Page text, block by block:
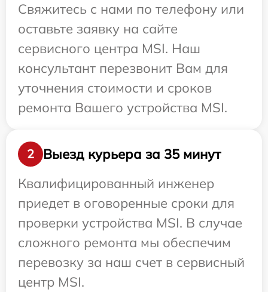
Свяжитесь с нами по телефону или
оставьте заявку на сайте
сервисного центра MSI. Наш
консультант перезвонит Вам для
уточнения стоимости и сроков
ремонта Вашего устройства MSI.
2
Выезд курьера за 35 минут
Квалифицированный инженер
приедет в оговоренные сроки для
проверки устройства MSI. В случае
сложного ремонта мы обеспечим
перевозку за наш счет в сервисный
центр MSI.